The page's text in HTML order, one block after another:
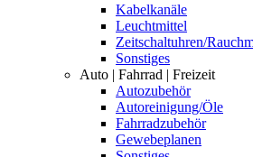
Kabelkanäle
Leuchtmittel
Zeitschaltuhren/
Sonstiges
Auto | Fahrrad | Freizeit
Autozubehör
Autoreinigung/Öle
Fahrradzubehör
Gewebeplanen